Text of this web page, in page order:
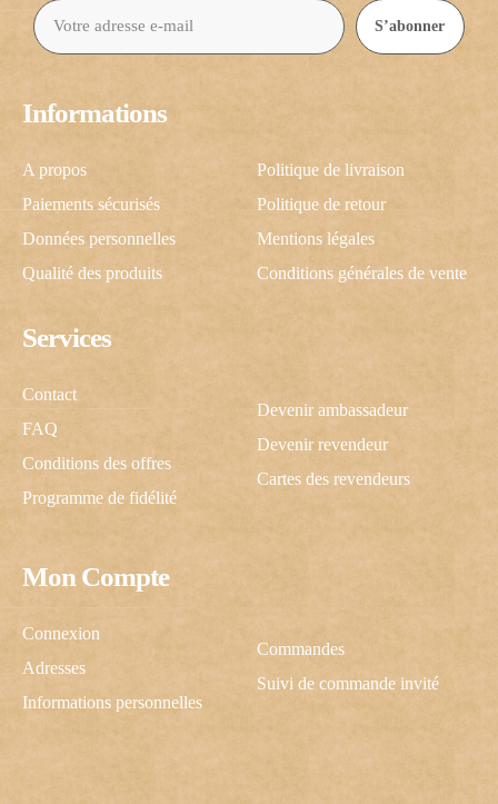
Mon Compte
Connexion
Adresses
Informations personnelles
Commandes
Suivi de commande invité
Services
Contact
FAQ
Conditions des offres
Programme de fidélité
Devenir ambassadeur
Devenir revendeur
Cartes des revendeurs
Informations
A propos
Paiements sécurisés
Données personnelles
Qualité des produits
Politique de livraison
Politique de retour
Mentions légales
Conditions générales de vente
S’abonner
C'est cadeau
Une inscription, -10% pour